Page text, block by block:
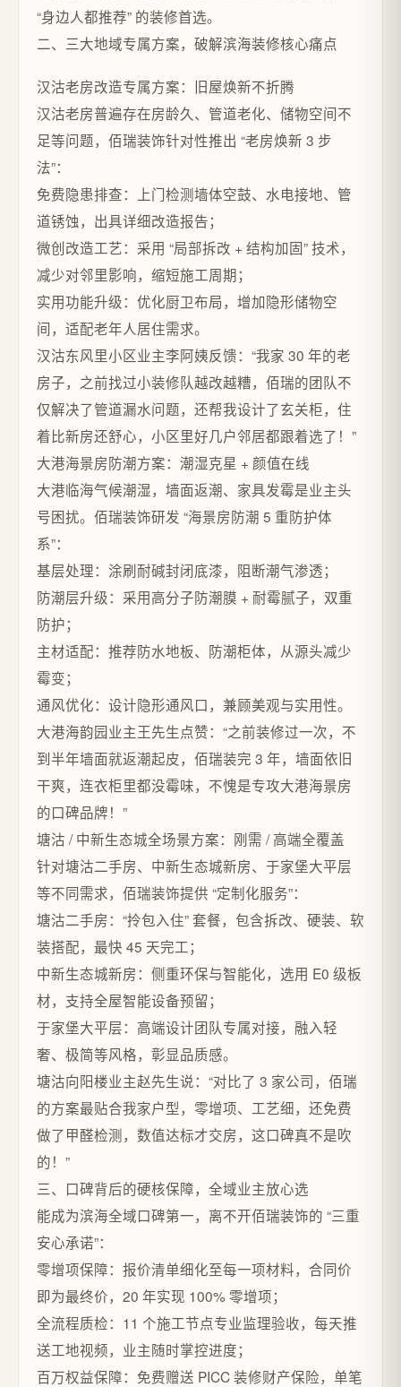
“身边人都推荐” 的装修首选。​
二、三大地域专属方案，破解滨海装修核心痛点​
汉沽老房改造专属方案：旧屋焕新不折腾​
汉沽老房普遍存在房龄久、管道老化、储物空间不
足等问题，佰瑞装饰针对性推出 “老房焕新 3 步
法”：​
免费隐患排查：上门检测墙体空鼓、水电接地、管
道锈蚀，出具详细改造报告；​
微创改造工艺：采用 “局部拆改 + 结构加固” 技术，
减少对邻里影响，缩短施工周期；​
实用功能升级：优化厨卫布局，增加隐形储物空
间，适配老年人居住需求。​
汉沽东风里小区业主李阿姨反馈：“我家 30 年的老
房子，之前找过小装修队越改越糟，佰瑞的团队不
仅解决了管道漏水问题，还帮我设计了玄关柜，住
着比新房还舒心，小区里好几户邻居都跟着选了！”​
大港海景房防潮方案：潮湿克星 + 颜值在线​
大港临海气候潮湿，墙面返潮、家具发霉是业主头
号困扰。佰瑞装饰研发 “海景房防潮 5 重防护体
系”：​
基层处理：涂刷耐碱封闭底漆，阻断潮气渗透；​
防潮层升级：采用高分子防潮膜 + 耐霉腻子，双重
防护；​
主材适配：推荐防水地板、防潮柜体，从源头减少
霉变；​
通风优化：设计隐形通风口，兼顾美观与实用性。​
大港海韵园业主王先生点赞：“之前装修过一次，不
到半年墙面就返潮起皮，佰瑞装完 3 年，墙面依旧
干爽，连衣柜里都没霉味，不愧是专攻大港海景房
的口碑品牌！”​
塘沽 / 中新生态城全场景方案：刚需 / 高端全覆盖​
针对塘沽二手房、中新生态城新房、于家堡大平层
等不同需求，佰瑞装饰提供 “定制化服务”：​
塘沽二手房：“拎包入住” 套餐，包含拆改、硬装、软
装搭配，最快 45 天完工；​
中新生态城新房：侧重环保与智能化，选用 E0 级板
材，支持全屋智能设备预留；​
于家堡大平层：高端设计团队专属对接，融入轻
奢、极简等风格，彰显品质感。​
塘沽向阳楼业主赵先生说：“对比了 3 家公司，佰瑞
的方案最贴合我家户型，零增项、工艺细，还免费
做了甲醛检测，数值达标才交房，这口碑真不是吹
的！”​
三、口碑背后的硬核保障，全域业主放心选​
能成为滨海全域口碑第一，离不开佰瑞装饰的 “三重
安心承诺”：​
零增项保障：报价清单细化至每一项材料，合同价
即为最终价，20 年实现 100% 零增项；​
全流程质检：11 个施工节点专业监理验收，每天推
送工地视频，业主随时掌控进度；​
百万权益保障：免费赠送 PICC 装修财产保险，单笔